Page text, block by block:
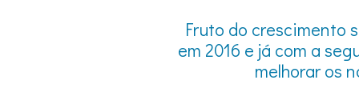
Fruto do crescimento
em 2016 e já com a
melhorar os